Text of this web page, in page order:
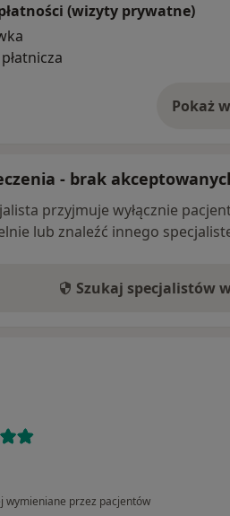
(wizyty prywatne)
Pokażo
- brak
przyjmuje wyłącznie
lub znaleźć innego
Szukaj specjalistów
wymieniane przez pacjentów